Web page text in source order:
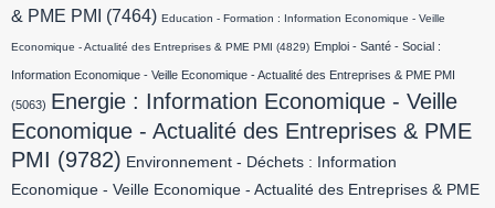
& PME PMI
(7464) Education - Formation : Information Economique - Veille
Economique - Actualité des Entreprises & PME PMI (4829) Emploi - Santé - Social :
Information Economique - Veille Economique - Actualité des Entreprises & PME PMI
(5063) Energie : Information Economique - Veille
Economique - Actualité des Entreprises & PME
PMI (9782) Environnement - Déchets : Information
Economique - Veille Economique - Actualité des Entreprises & PME